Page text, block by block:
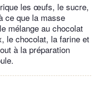
les œufs, le sucre,
ce que la masse
mélange au chocolat
le chocolat, la farine et
à la préparation